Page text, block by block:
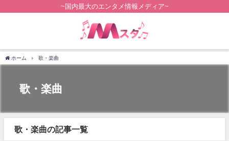
~国内最大のエンタメ情報メディア~
ホーム 歌・楽曲
歌・楽曲
歌・楽曲の記事一覧